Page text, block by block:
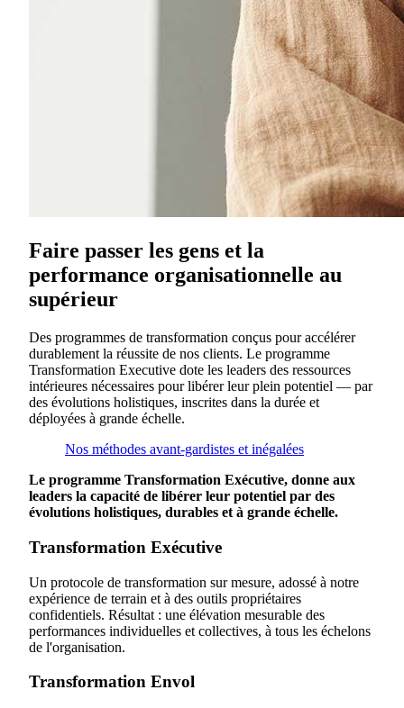
Faire passer les gens et la
performance organisationnelle au
supérieur
Des programmes de transformation conçus pour accélérer
durablement la réussite de nos clients. Le programme
Transformation Executive dote les leaders des ressources
intérieures nécessaires pour libérer leur plein potentiel — par
des évolutions holistiques, inscrites dans la durée et
déployées à grande échelle.
Nos méthodes avant-gardistes et inégalées
Le programme Transformation Exécutive, donne aux
leaders la capacité de libérer leur potentiel par des
évolutions holistiques, durables et à grande échelle.
Transformation Exécutive
Un protocole de transformation sur mesure, adossé à notre
expérience de terrain et à des outils propriétaires
confidentiels. Résultat : une élévation mesurable des
performances individuelles et collectives, à tous les échelons
de l'organisation.
Transformation Envol